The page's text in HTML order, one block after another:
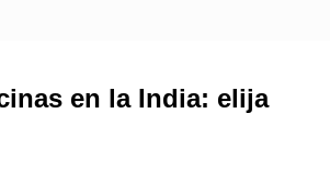
en la India: elija